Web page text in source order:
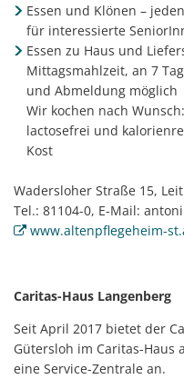
Essen und Klönen –
für interessierte
Essen zu Haus und
Mittagsmahlzeit, an 7
und Abmeldung möglich
Wir kochen nach
lactosefrei und
Kost
Wadersloher Straße 15,
Tel.: 81104-0, E-Mail:
www.altenpflegeheim-
Caritas-Haus Langenberg
Seit April 2017 bietet der
Gütersloh im Caritas-Haus
eine Service-Zentrale an.